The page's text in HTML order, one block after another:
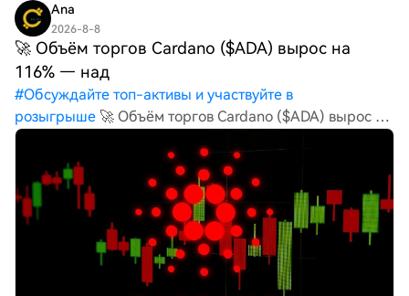
Ana
2026-8-8
🚀 Объём торгов Cardano ($ADA) вырос на
116% — над
#Обсуждайте топ-активы и участвуйте в
розыгрыше 🚀 Объём торгов Cardano ($ADA) вырос на
116% — надвигается бычий тренд? $ADA
демонстрирует новую силу после того, как объём
торгов за 24 часа вырос более чем на 116%, а токен
успешно преодолел важный у